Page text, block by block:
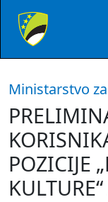
Ministarstvo
POZICIJE